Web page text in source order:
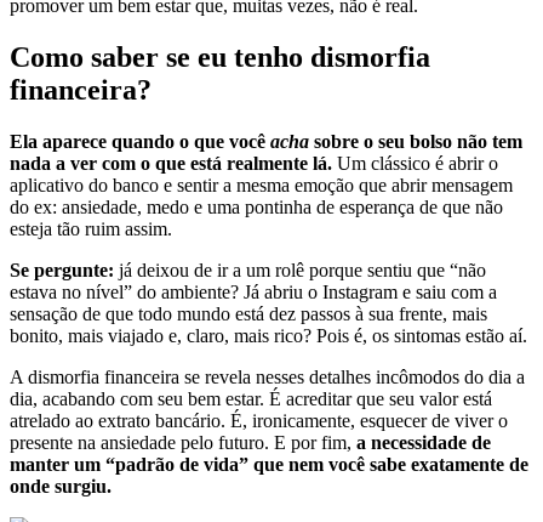
promover um bem estar que, muitas vezes, não é real.
Como saber se eu tenho dismorfia
financeira?
Ela aparece quando o que você acha sobre o seu bolso não tem
nada a ver com o que está realmente lá. Um clássico é abrir o
aplicativo do banco e sentir a mesma emoção que abrir mensagem
do ex: ansiedade, medo e uma pontinha de esperança de que não
esteja tão ruim assim.
Se pergunte: já deixou de ir a um rolê porque sentiu que “não
estava no nível” do ambiente? Já abriu o Instagram e saiu com a
sensação de que todo mundo está dez passos à sua frente, mais
bonito, mais viajado e, claro, mais rico? Pois é, os sintomas estão aí.
A dismorfia financeira se revela nesses detalhes incômodos do dia a
dia, acabando com seu bem estar. É acreditar que seu valor está
atrelado ao extrato bancário. É, ironicamente, esquecer de viver o
presente na ansiedade pelo futuro. E por fim, a necessidade de
manter um “padrão de vida” que nem você sabe exatamente de
onde surgiu.